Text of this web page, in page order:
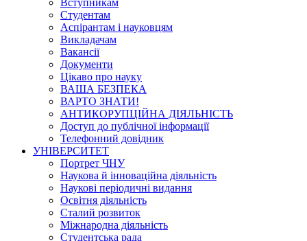
Студентам
Аспірантам і науковцям
Викладачам
Вакансії
Документи
Цікаво про науку
ВАША БЕЗПЕКА
ВАРТО ЗНАТИ!
АНТИКОРУПЦІЙНА ДІЯЛЬНІСТЬ
Доступ до публічної інформації
Телефонний довідник
УНІВЕРСИТЕТ
Портрет ЧНУ
Наукова й інноваційна діяльність
Наукові періодичні видання
Освітня діяльність
Сталий розвиток
Міжнародна діяльність
Студентська рада